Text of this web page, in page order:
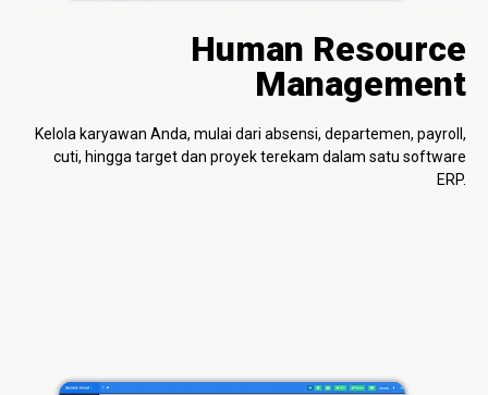
Human Resource
Management
Kelola karyawan Anda, mulai dari absensi, departemen, payroll,
cuti, hingga target dan proyek terekam dalam satu software
ERP.